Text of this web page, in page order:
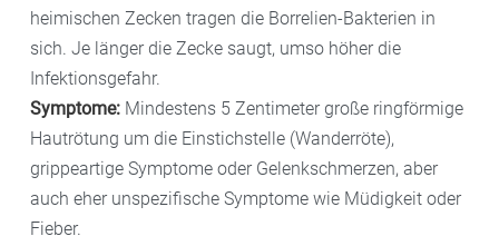
heimischen Zecken tragen die Borrelien-Bakterien in
sich. Je länger die Zecke saugt, umso höher die
Infektionsgefahr.
Symptome: Mindestens 5 Zentimeter große ringförmige
Hautrötung um die Einstichstelle (Wanderröte),
grippeartige Symptome oder Gelenkschmerzen, aber
auch eher unspezifische Symptome wie Müdigkeit oder
Fieber.